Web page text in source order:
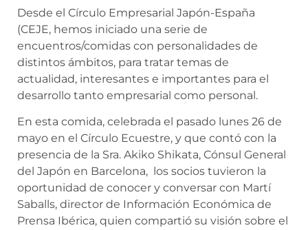
Desde el Círculo Empresarial Japón-España
(CEJE, hemos iniciado una serie de
encuentros/comidas con personalidades de
distintos ámbitos, para tratar temas de
actualidad, interesantes e importantes para el
desarrollo tanto empresarial como personal.
En esta comida, celebrada el pasado lunes 26 de
mayo en el Círculo Ecuestre, y que contó con la
presencia de la Sra. Akiko Shikata, Cónsul General
del Japón en Barcelona, los socios tuvieron la
oportunidad de conocer y conversar con Martí
Saballs, director de Información Económica de
Prensa Ibérica, quien compartió su visión sobre el